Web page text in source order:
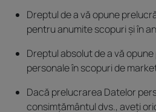
Dreptul de a vă opune
pentru anumite scopuri și în
Dreptul absolut de a vă
personale în scopuri de
Dacă prelucrarea Datelor
consimțământul dvs., aveți